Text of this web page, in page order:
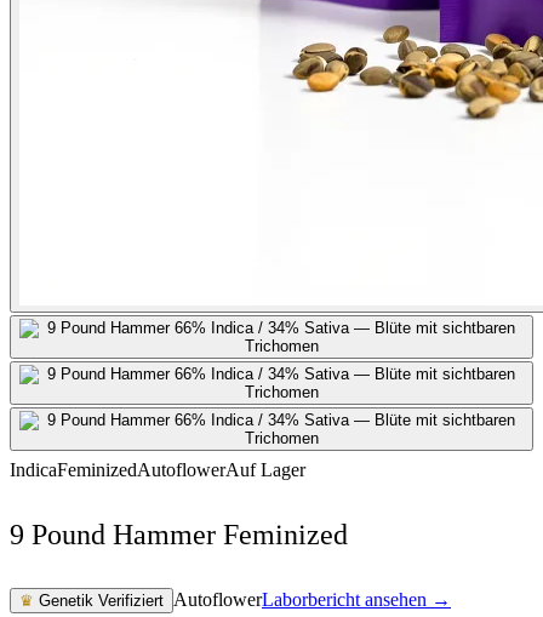
IndicaFeminizedAutoflowerAuf Lager
9 Pound Hammer Feminized
♛ Genetik Verifiziert AutoflowerLaborbericht ansehen →